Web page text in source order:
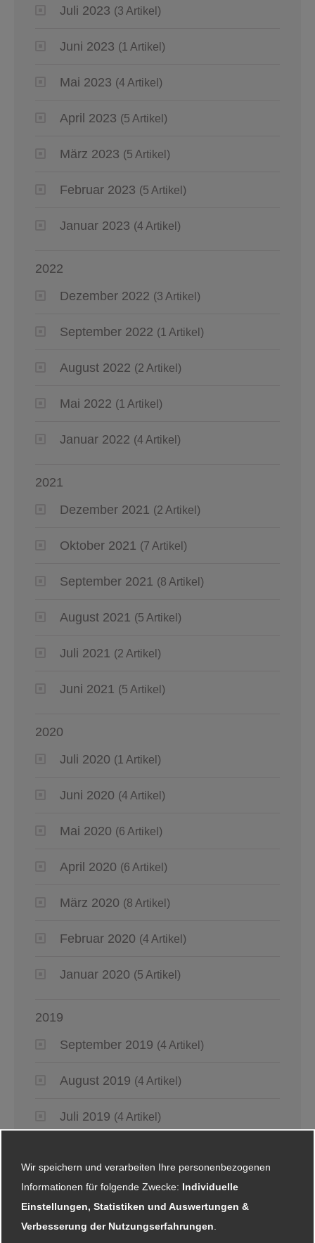
Juli 2023 (3 Artikel)
Juni 2023 (1 Artikel)
Mai 2023 (4 Artikel)
April 2023 (5 Artikel)
März 2023 (5 Artikel)
Februar 2023 (5 Artikel)
Januar 2023 (4 Artikel)
2022
Dezember 2022 (3 Artikel)
September 2022 (1 Artikel)
August 2022 (2 Artikel)
Mai 2022 (1 Artikel)
Januar 2022 (4 Artikel)
2021
Dezember 2021 (2 Artikel)
Oktober 2021 (7 Artikel)
September 2021 (8 Artikel)
August 2021 (5 Artikel)
Juli 2021 (2 Artikel)
Juni 2021 (5 Artikel)
2020
Juli 2020 (1 Artikel)
Juni 2020 (4 Artikel)
Mai 2020 (6 Artikel)
April 2020 (6 Artikel)
März 2020 (8 Artikel)
Februar 2020 (4 Artikel)
Januar 2020 (5 Artikel)
2019
September 2019 (4 Artikel)
August 2019 (4 Artikel)
Juli 2019 (4 Artikel)
Mai 2019 (2 Artikel)
April 2019 (4 Artikel)
Wir speichern und verarbeiten Ihre personenbezogenen
Informationen für folgende Zwecke: Individuelle
Einstellungen, Statistiken und Auswertungen &
Verbesserung der Nutzungserfahrungen